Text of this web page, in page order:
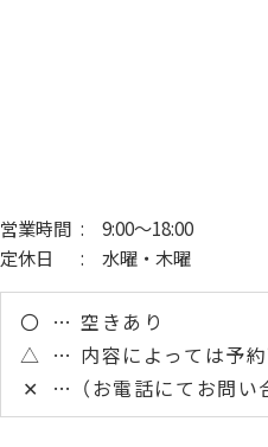
営業時間 : 9:00～18:00
定休日
: 水曜・木曜
〇
空きあり
△
内容によっては予
✕
（お電話にてお問い